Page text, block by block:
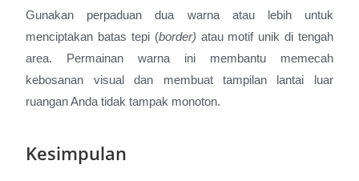
Gunakan perpaduan dua warna atau lebih untuk
menciptakan batas tepi (border) atau motif unik di tengah
area. Permainan warna ini membantu memecah
kebosanan visual dan membuat tampilan lantai luar
ruangan Anda tidak tampak monoton.
Kesimpulan